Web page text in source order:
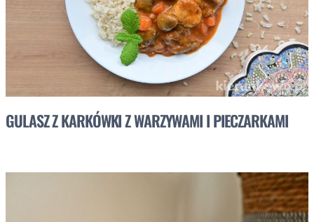
GULASZ Z KARKÓWKI Z WARZYWAMI I PIECZARKAMI